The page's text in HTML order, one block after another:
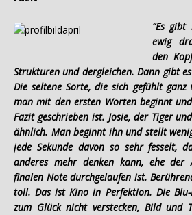
“Es
ewig
den
Strukturen und dergleichen. Dann gibt
Die seltene Sorte, die sich gefühlt ganz
man mit den ersten Worten beginnt
Fazit geschrieben ist. Josie, der Tiger
ähnlich. Man beginnt ihn und stellt
jede Sekunde davon so sehr fesselt,
anderes mehr denken kann, ehe
finalen Note durchgelaufen ist.
toll. Das ist Kino in Perfektion. Die
zum Glück nicht verstecken, Bild und